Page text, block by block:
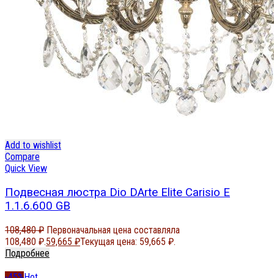
Add to wishlist
Compare
Quick View
Подвесная люстра Dio DArte Elite Carisio E
1.1.6.600 GB
108,480₽ Первоначальная цена составляла
108,480 ₽.59,665 ₽Текущая цена: 59,665 ₽.
Подробнее